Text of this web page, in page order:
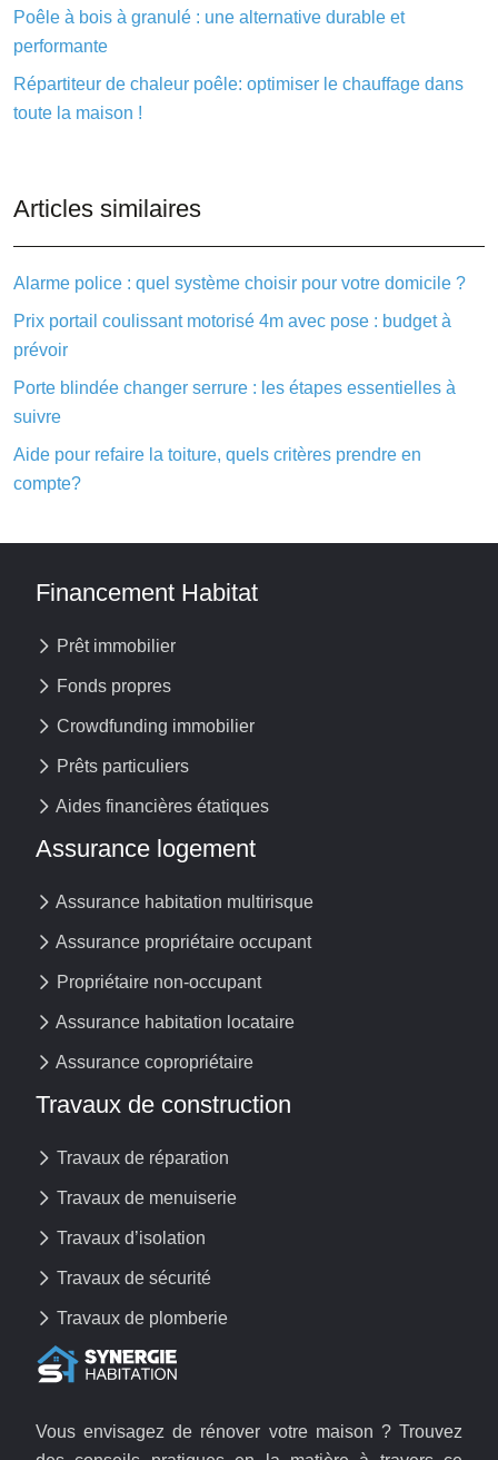
Poêle à bois à granulé : une alternative durable et
performante
Répartiteur de chaleur poêle: optimiser le chauffage dans
toute la maison !
Articles similaires
Alarme police : quel système choisir pour votre domicile ?
Prix portail coulissant motorisé 4m avec pose : budget à
prévoir
Porte blindée changer serrure : les étapes essentielles à
suivre
Aide pour refaire la toiture, quels critères prendre en
compte?
Financement Habitat
Prêt immobilier
Fonds propres
Crowdfunding immobilier
Prêts particuliers
Aides financières étatiques
Assurance logement
Assurance habitation multirisque
Assurance propriétaire occupant
Propriétaire non-occupant
Assurance habitation locataire
Assurance copropriétaire
Travaux de construction
Travaux de réparation
Travaux de menuiserie
Travaux d’isolation
Travaux de sécurité
Travaux de plomberie
Vous envisagez de rénover votre maison ? Trouvez